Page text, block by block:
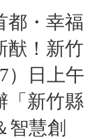
都・幸福
猷！新竹
）日上午
「新竹縣
智慧創